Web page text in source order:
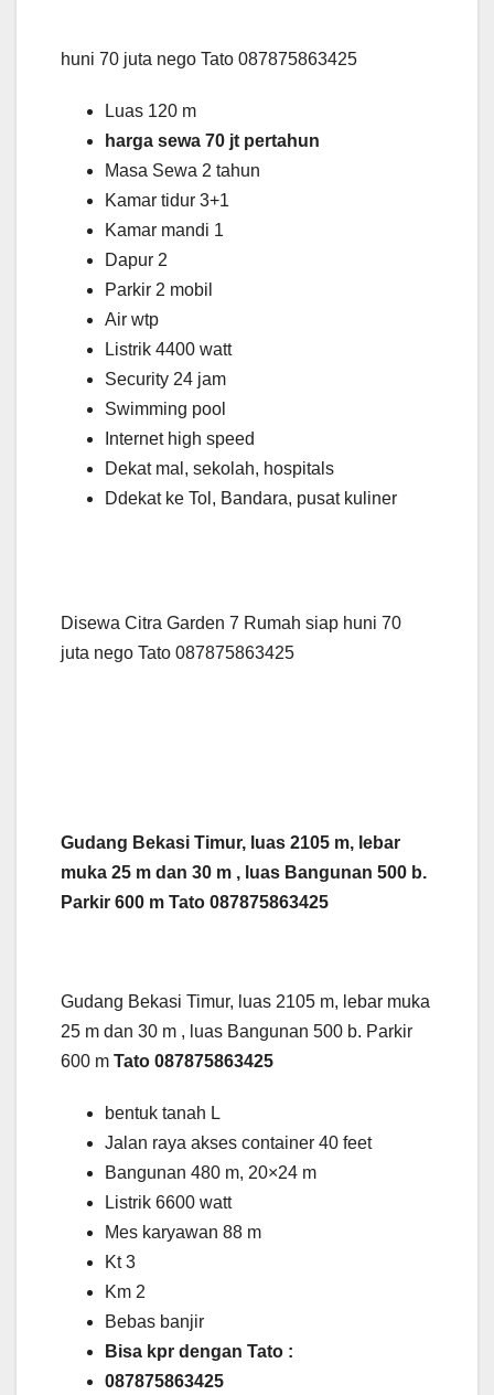
huni 70 juta nego Tato 087875863425
Luas 120 m
harga sewa 70 jt pertahun
Masa Sewa 2 tahun
Kamar tidur 3+1
Kamar mandi 1
Dapur 2
Parkir 2 mobil
Air wtp
Listrik 4400 watt
Security 24 jam
Swimming pool
Internet high speed
Dekat mal, sekolah, hospitals
Ddekat ke Tol, Bandara, pusat kuliner
Disewa Citra Garden 7 Rumah siap huni 70
juta nego Tato 087875863425
Gudang Bekasi Timur, luas 2105 m, lebar
muka 25 m dan 30 m , luas Bangunan 500 b.
Parkir 600 m Tato 087875863425
Gudang Bekasi Timur, luas 2105 m, lebar muka
25 m dan 30 m , luas Bangunan 500 b. Parkir
600 m Tato 087875863425
bentuk tanah L
Jalan raya akses container 40 feet
Bangunan 480 m, 20×24 m
Listrik 6600 watt
Mes karyawan 88 m
Kt 3
Km 2
Bebas banjir
Bisa kpr dengan Tato :
087875863425